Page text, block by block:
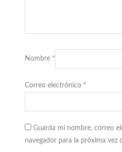
Nombre *
Correo electrónico *
Guarda mi nombre, correo
navegador para la próxima vez